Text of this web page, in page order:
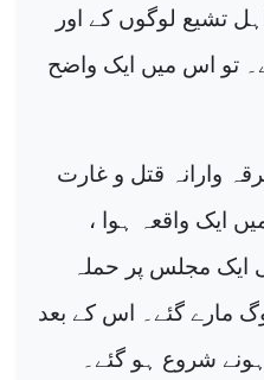
اہل تشیع لوگوں کے اور
تو اس میں ایک واضح
وارانہ قتل و غارت
ایک واقعہ ہوا ،
ایک مجلس پر حملہ
مارے گئے۔ اس کے بعد
شروع ہو گئے۔